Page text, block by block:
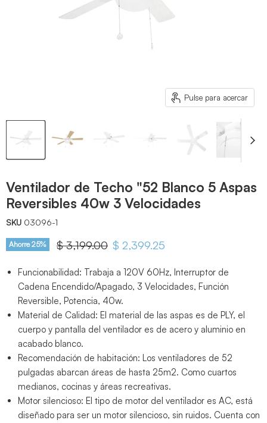
Pulse para acercar
Ventilador de Techo "52 Blanco 5 Aspas
Reversibles 40w 3 Velocidades
SKU 03096-1
Ahorre25% Precio original
$ 3,199.00 Precio actual
$ 2,399.25
Funcionabilidad: Trabaja a 120V 60Hz, Interruptor de
Cadena Encendido/Apagado, 3 Velocidades, Función
Reversible, Potencia, 40w.
Material de Calidad: El material de las aspas es de PLY, el
cuerpo y pantalla del ventilador es de acero y aluminio en
acabado blanco.
Recomendación de habitación: Los ventiladores de 52
pulgadas abarcan áreas de hasta 25m2. Como cuartos
medianos, cocinas y áreas recreativas.
Motor silencioso: El tipo de motor del ventilador es AC, está
diseñado para ser un motor silencioso, sin ruidos. Cuenta con